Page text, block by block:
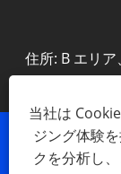
住所: B エリ
当社は
ジング体験
クを分析し